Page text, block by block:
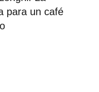
para un café